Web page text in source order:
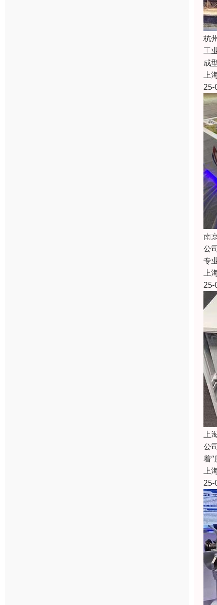
杭
工
成
上
25-
南
公
专
上
25-
上
公
着
上
25-